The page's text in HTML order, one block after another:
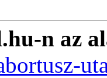
n az